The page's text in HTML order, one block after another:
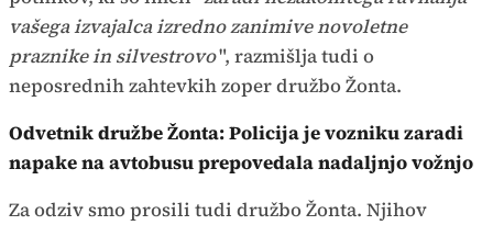
vašega izvajalca izredno zanimive novoletne
praznike in silvestrovo", razmišlja tudi o
neposrednih zahtevkih zoper družbo Žonta.
Odvetnik družbe Žonta: Policija je vozniku zaradi
napake na avtobusu prepovedala nadaljnjo vožnjo
Za odziv smo prosili tudi družbo Žonta. Njihov